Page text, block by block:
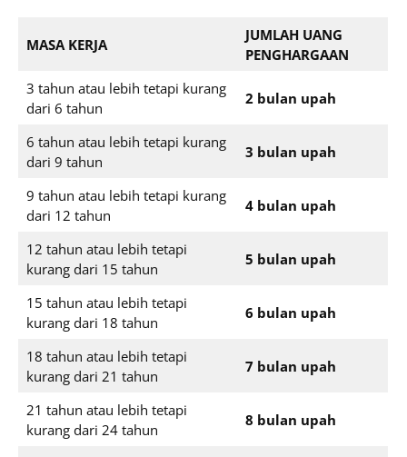
MASA KERJA
JUMLAH UANG
PENGHARGAAN
3 tahun atau lebih tetapi kurang
dari 6 tahun
2 bulan upah
6 tahun atau lebih tetapi kurang
dari 9 tahun
3 bulan upah
9 tahun atau lebih tetapi kurang
dari 12 tahun
4 bulan upah
12 tahun atau lebih tetapi
kurang dari 15 tahun
5 bulan upah
15 tahun atau lebih tetapi
kurang dari 18 tahun
6 bulan upah
18 tahun atau lebih tetapi
kurang dari 21 tahun
7 bulan upah
21 tahun atau lebih tetapi
kurang dari 24 tahun
8 bulan upah